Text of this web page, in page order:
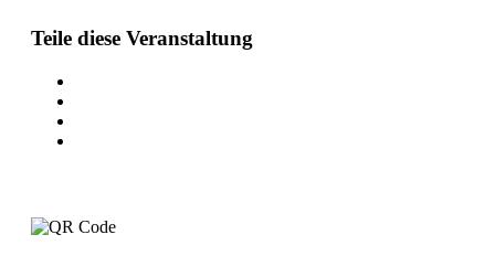
Teile diese Veranstaltung